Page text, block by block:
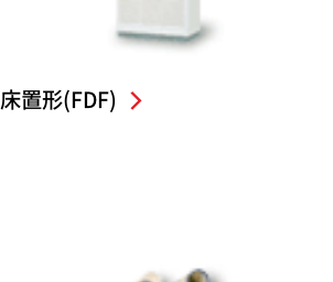
床置形(FDF)